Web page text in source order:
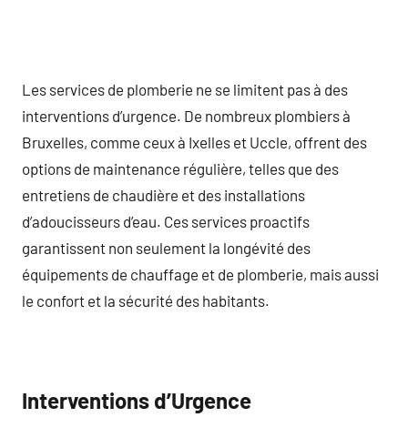
Les services de plomberie ne se limitent pas à des
interventions d’urgence. De nombreux plombiers à
Bruxelles, comme ceux à Ixelles et Uccle, offrent des
options de maintenance régulière, telles que des
entretiens de chaudière et des installations
d’adoucisseurs d’eau. Ces services proactifs
garantissent non seulement la longévité des
équipements de chauffage et de plomberie, mais aussi
le confort et la sécurité des habitants.
Interventions d’Urgence